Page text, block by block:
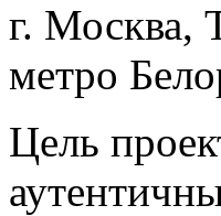
г. Москва,
метро
Цель